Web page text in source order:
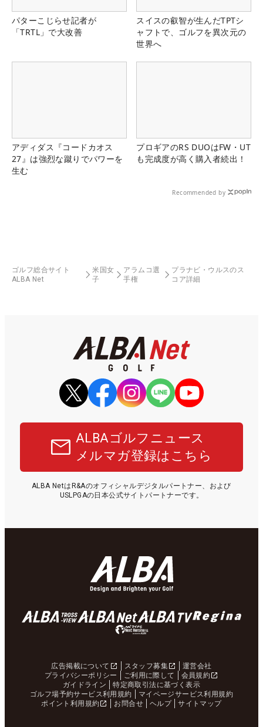
パターこじらせ記者が
「TRTL」で大改善
スイスの叡智が生んだTPTシ
ャフトで、ゴルフを異次元の
世界へ
アディダス『コードカオス
27』は強烈な蹴りでパワーを
生む
プロギアのRS DUOはFW・UT
も完成度が高く購入者続出！
Recommended by
ゴルフ総合サイト
ALBA Net
米国女
子
アラムコ選
手権
プラナビ・ウルスのス
コア詳細
ALBAゴルフニュース
メルマガ登録はこちら
ALBA NetはR&Aのオフィシャルデジタルパートナー、および
USLPGAの日本公式サイトパートナーです。
広告掲載について スタッフ募集
運営会社
プライバシーポリシー
ご利用に際して
会員規約
ガイドライン
特定商取引法に基づく表示
ゴルフ場予約サービス利用規約
マイページサービス利用規約
ポイント利用規約
お問合せ ヘルプ サイトマップ